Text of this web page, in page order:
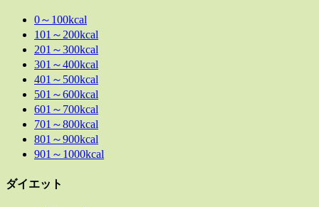
0～100kcal
101～200kcal
201～300kcal
301～400kcal
401～500kcal
501～600kcal
601～700kcal
701～800kcal
801～900kcal
901～1000kcal
ダイエット